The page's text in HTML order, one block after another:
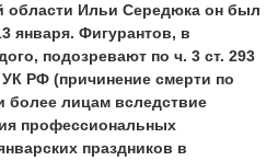
области Ильи Середюка он был
января. Фигурантов, в
подозревают по ч. 3 ст. 293
УК РФ (причинение смерти по
более лицам вследствие
профессиональных
праздников в